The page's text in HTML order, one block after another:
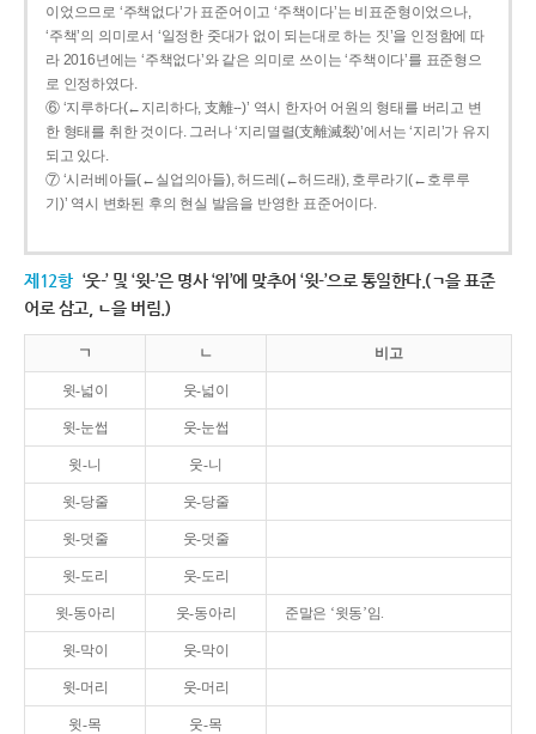
이었으므로 ‘주책없다’가 표준어이고 ‘주책이다’는 비표준형이었으나,
‘주책’의 의미로서 ‘일정한 줏대가 없이 되는대로 하는 짓’을 인정함에 따
라 2016년에는 ‘주책없다’와 같은 의미로 쓰이는 ‘주책이다’를 표준형으
로 인정하였다.
⑥ ‘지루하다(←지리하다, 支離--)’ 역시 한자어 어원의 형태를 버리고 변
한 형태를 취한 것이다. 그러나 ‘지리멸렬(支離滅裂)’에서는 ‘지리’가 유지
되고 있다.
⑦ ‘시러베아들(←실업의아들), 허드레(←허드래), 호루라기(←호루루
기)’ 역시 변화된 후의 현실 발음을 반영한 표준어이다.
제12항 ‘웃-’ 및 ‘윗-’은 명사 ‘위’에 맞추어 ‘윗-’으로 통일한다.(ㄱ을 표준
어로 삼고, ㄴ을 버림.)
ㄱ ㄴ 비고
윗-넓이 웃-넓이
윗-눈썹 웃-눈썹
윗-니 웃-니
윗-당줄 웃-당줄
윗-덧줄 웃-덧줄
윗-도리 웃-도리
윗-동아리 웃-동아리 준말은 ‘윗동’임.
윗-막이 웃-막이
윗-머리 웃-머리
윗-목 웃-목